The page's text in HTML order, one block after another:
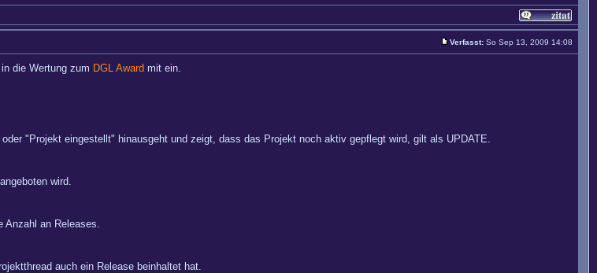
Verfasst: So Sep 13, 2009 14:08
die Wertung zum DGL Award mit ein.
"Projekt eingestellt" hinausgeht und zeigt, dass das Projekt noch aktiv gepflegt wird, gilt als UPDATE.
wird.
Anzahl an Releases.
auch ein Release beinhaltet hat.